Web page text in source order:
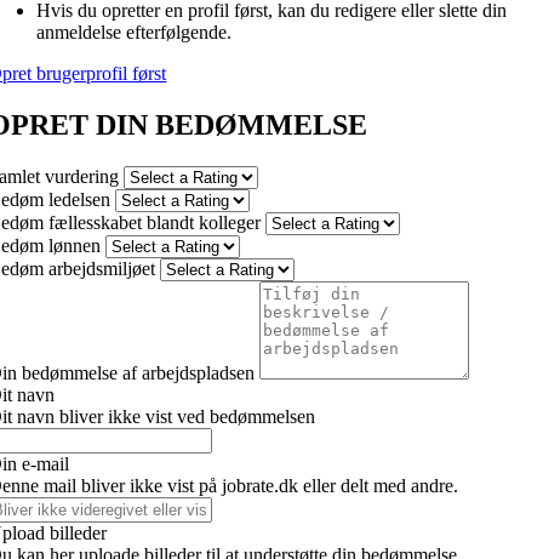
Hvis du opretter en profil først, kan du redigere eller slette din
anmeldelse efterfølgende.
brugerprofil først
DIN BEDØMMELSE
vurdering
ledelsen
fællesskabet blandt kolleger
lønnen
arbejdsmiljøet
bedømmelse af arbejdspladsen
navn
navn bliver ikke vist ved bedømmelsen
e-mail
mail bliver ikke vist på jobrate.dk eller delt med andre.
billeder
kan her uploade billeder til at understøtte din bedømmelse